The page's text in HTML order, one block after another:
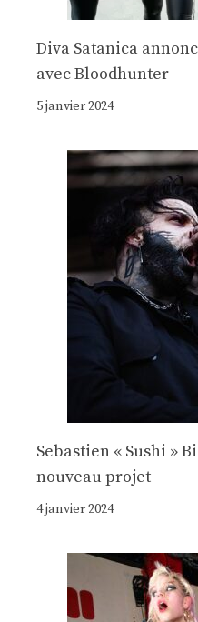
Diva Satanica
avec Bloodhunter
5 janvier 2024
Sebastien « Sushi »
nouveau projet
4 janvier 2024